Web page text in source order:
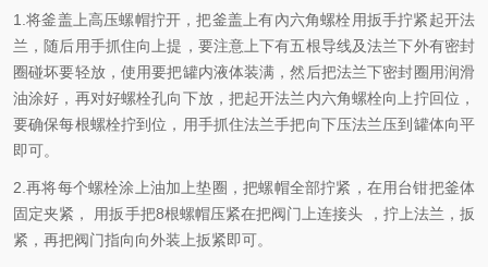
1.将釜盖上高压螺帽拧开，把釜盖上有內六角螺栓用扳手拧紧起开法
兰，随后用手抓住向上提，要注意上下有五根导线及法兰下外有密封
圈碰坏要轻放，使用要把罐内液体装满，然后把法兰下密封圈用润滑
油涂好，再对好螺栓孔向下放，把起开法兰内六角螺栓向上拧回位，
要确保每根螺栓拧到位，用手抓住法兰手把向下压法兰压到罐体向平
即可。
2.再将每个螺栓涂上油加上垫圈，把螺帽全部拧紧，在用台钳把釜体
固定夹紧， 用扳手把8根螺帽压紧在把阀门上连接头 ，拧上法兰，扳
紧，再把阀门指向向外装上扳紧即可。